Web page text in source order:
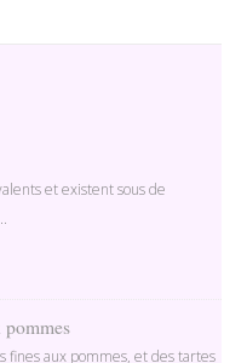
et existent sous de
pommes
fines aux pommes, et des tartes